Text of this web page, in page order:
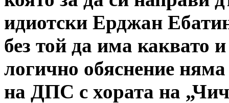
идиотски Ерджан
без той да има каквато
логично обяснение
на ДПС с хората на